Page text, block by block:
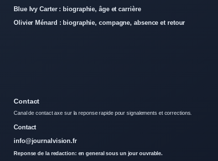
Blue Ivy Carter : biographie, âge et carrière
Olivier Ménard : biographie, compagne, absence et retour
Contact
Canal de contact axe sur la reponse rapide pour signalements et corrections.
Contact
info@journalvision.fr
Reponse de la redaction: en general sous un jour ouvrable.